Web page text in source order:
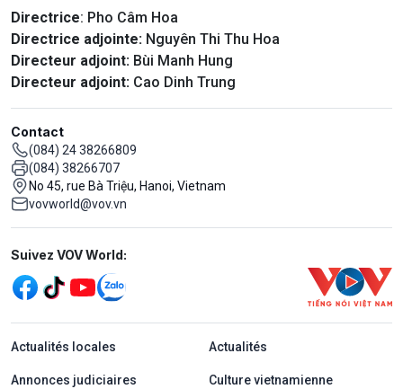
Directrice: Pho Câm Hoa
Directrice adjointe: Nguyên Thi Thu Hoa
Directeur adjoint: Bùi Manh Hung
Directeur adjoint: Cao Dinh Trung
Contact
(084) 24 38266809
(084) 38266707
No 45, rue Bà Triệu, Hanoi, Vietnam
vovworld@vov.vn
Mạng xã hội
Suivez VOV World:
menu footer tiếng Pháp
Actualités locales Actualités
Annonces judiciaires Culture vietnamienne